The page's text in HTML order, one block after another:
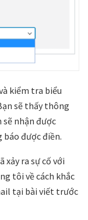
kiểm tra biểu
sẽ thấy thông
sẽ nhận được
được điền.
xảy ra sự cố với
tôi về cách khắc
tại bài viết trước